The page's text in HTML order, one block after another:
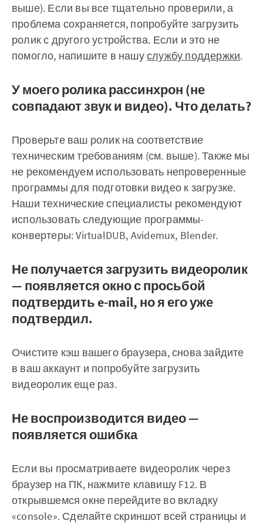
выше). Если вы все тщательно проверили, а
проблема сохраняется, попробуйте загрузить
ролик с другого устройства. Если и это не
помогло, напишите в нашуслужбу поддержки.
У моего ролика рассинхрон (не
совпадают звук и видео). Что делать?
Проверьте ваш ролик на соответствие
техническим требованиям (см. выше). Также мы
не рекомендуем использовать непроверенные
программы для подготовки видео к загрузке.
Наши технические специалисты рекомендуют
использовать следующие программы-
конвертеры: VirtualDUB, Avidemux, Blender.
Не получается загрузить видеоролик
— появляется окно с просьбой
подтвердить e-mail, но я его уже
подтвердил.
Очистите кэш вашего браузера, снова зайдите
в ваш аккаунт и попробуйте загрузить
видеоролик еще раз.
Не воспроизводится видео —
появляется ошибка
Если вы просматриваете видеоролик через
браузер на ПК, нажмите клавишу F12. В
открывшемся окне перейдите во вкладку
«console». Сделайте скриншот всей страницы и